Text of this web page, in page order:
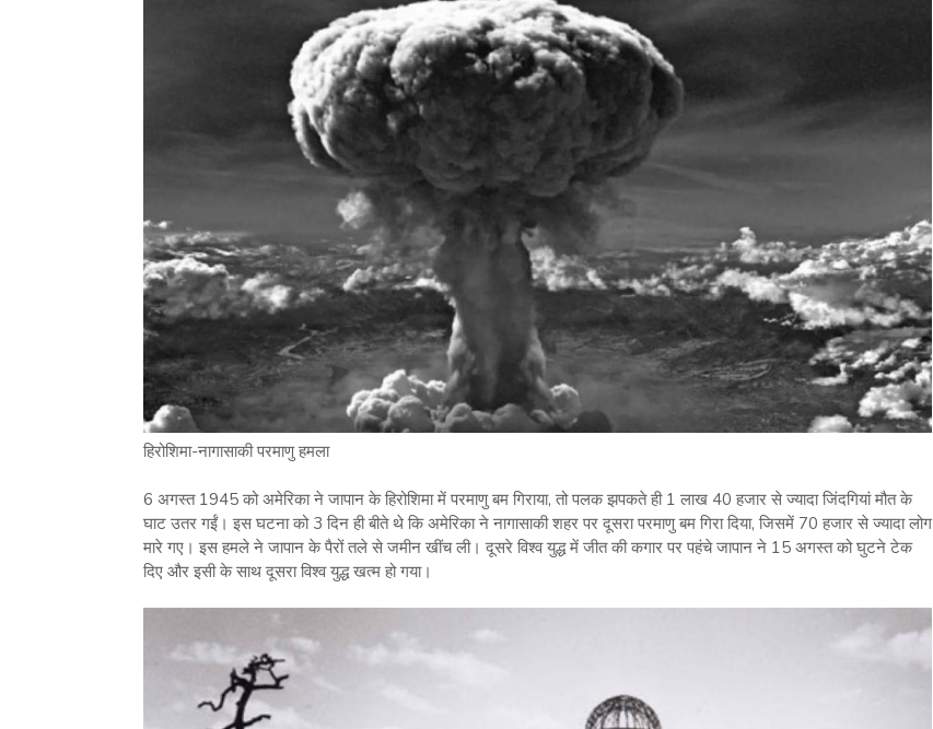
हिरोशिमा-नागासाकी परमाणु हमला
6 अगस्त 1945 को अमेरिका ने जापान के हिरोशिमा में परमाणु बम गिराया, तो पलक झपकते ही 1 लाख 40 हजार से ज्यादा जिंदगियां मौत के
घाट उतर गईं। इस घटना को 3 दिन ही बीते थे कि अमेरिका ने नागासाकी शहर पर दूसरा परमाणु बम गिरा दिया, जिसमें 70 हजार से ज्यादा लोग
मारे गए। इस हमले ने जापान के पैरों तले से जमीन खींच ली। दूसरे विश्व युद्ध में जीत की कगार पर पहंचे जापान ने 15 अगस्त को घुटने टेक
दिए और इसी के साथ दूसरा विश्व युद्ध खत्म हो गया।